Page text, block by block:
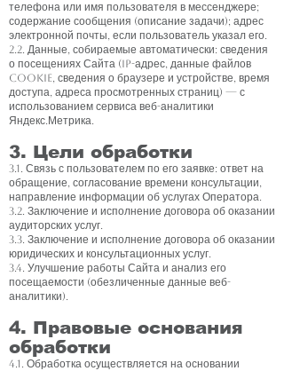
телефона или имя пользователя в мессенджере;
содержание сообщения (описание задачи); адрес
электронной почты, если пользователь указал его.
2.2. Данные, собираемые автоматически: сведения
о посещениях Сайта (IP-адрес, данные файлов
cookie, сведения о браузере и устройстве, время
доступа, адреса просмотренных страниц) — с
использованием сервиса веб-аналитики
Яндекс.Метрика.
3. Цели обработки
3.1. Связь с пользователем по его заявке: ответ на
обращение, согласование времени консультации,
направление информации об услугах Оператора.
3.2. Заключение и исполнение договора об оказании
аудиторских услуг.
3.3. Заключение и исполнение договора об оказании
юридических и консультационных услуг.
3.4. Улучшение работы Сайта и анализ его
посещаемости (обезличенные данные веб-
аналитики).
4. Правовые основания
обработки
4.1. Обработка осуществляется на основании